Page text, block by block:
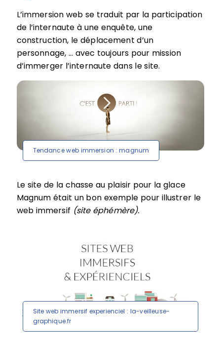
L’immersion web se traduit par la participation
de l’internaute à une enquête, une
construction, le déplacement d’un
personnage, … avec toujours pour mission
d’immerger l’internaute dans le site.
Tendance web immersion : magnum
Le site de la chasse au plaisir pour la glace
Magnum était un bon exemple pour illustrer le
web immersif (site éphémère).
Site web immersif experienciel : la-veilleuse-
graphique.fr